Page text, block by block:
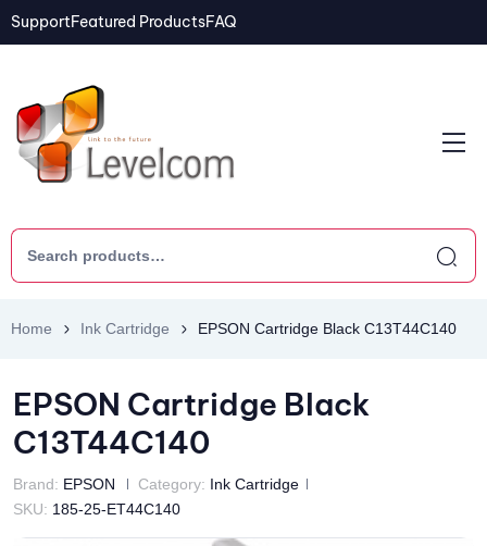
SupportFeatured ProductsFAQ
Home Ink Cartridge EPSON Cartridge Black C13T44C140
EPSON Cartridge Black
C13T44C140
Brand: EPSON Category: Ink Cartridge
SKU: 185-25-ET44C140